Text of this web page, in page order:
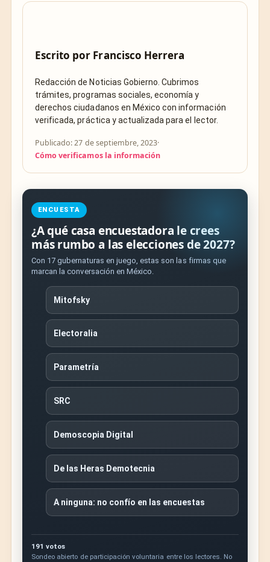
Escrito por Francisco Herrera
Redacción de Noticias Gobierno. Cubrimos
trámites, programas sociales, economía y
derechos ciudadanos en México con información
verificada, práctica y actualizada para el lector.
Publicado: 27 de septiembre, 2023·
Cómo verificamos la información
ENCUESTA
¿A qué casa encuestadora le crees
más rumbo a las elecciones de 2027?
Con 17 gubernaturas en juego, estas son las firmas que
marcan la conversación en México.
Mitofsky
Electoralia
Parametría
SRC
Demoscopia Digital
De las Heras Demotecnia
A ninguna: no confío en las encuestas
191 votos
Sondeo abierto de participación voluntaria entre los lectores. No